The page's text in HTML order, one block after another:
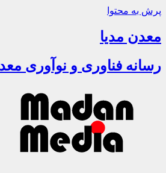
پرش به محتوا
معدن مدیا
رسانه فناوری و نوآوری